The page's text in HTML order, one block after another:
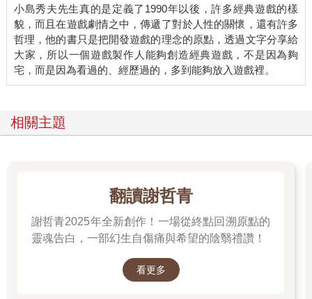
小島秀夫先生真的是定義了1990年以後，許多經典遊戲的樣
貌，而且在遊戲劇情之中，傳遞了對於人性的關懷，還有許多
哲理，他的書只是把開發遊戲的理念的原點，透過文字分享給
大家，所以一個遊戲製作人能夠創造經典遊戲，不是因為夠
相關主題
翻讀謝哲青
謝哲青2025年全新創作！一場從終點回溯原點的
靈魂告白，一部幻生自傷痛與希望的陰翳禮讚！
看更多